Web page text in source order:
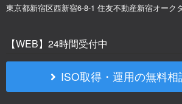
東京都新宿区西新宿6-8-1 住友不動産新宿オーク
【WEB】24時間受付中
ISO取得・運用の無料相